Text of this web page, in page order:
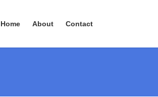
Home About Contact